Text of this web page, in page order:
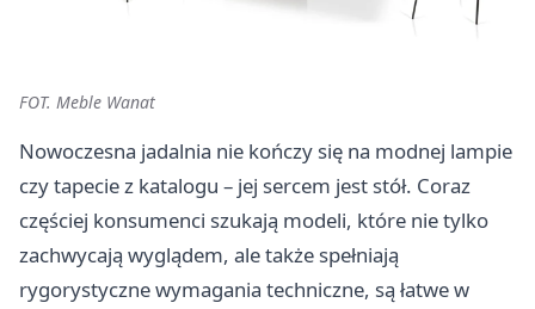
FOT. Meble Wanat
Nowoczesna jadalnia nie kończy się na modnej lampie
czy tapecie z katalogu – jej sercem jest stół. Coraz
częściej konsumenci szukają modeli, które nie tylko
zachwycają wyglądem, ale także spełniają
rygorystyczne wymagania techniczne, są łatwe w